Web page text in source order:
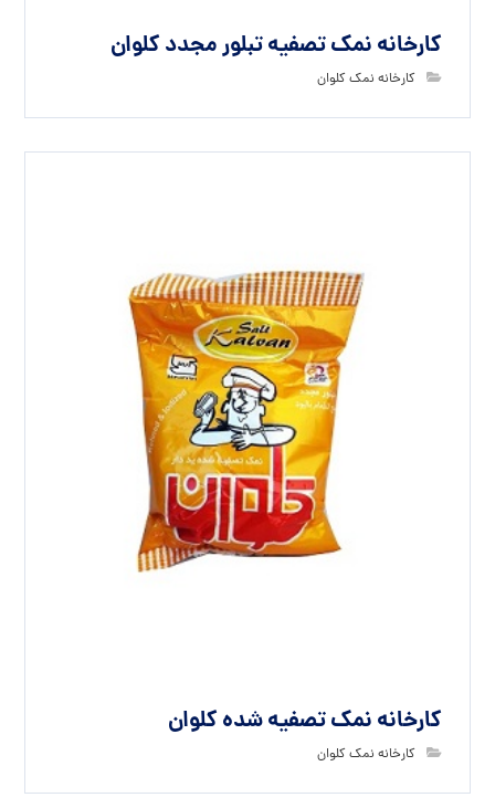
کارخانه نمک تصفیه تبلور مجدد کلوان
کارخانه نمک کلوان
کارخانه نمک تصفیه شده کلوان
کارخانه نمک کلوان